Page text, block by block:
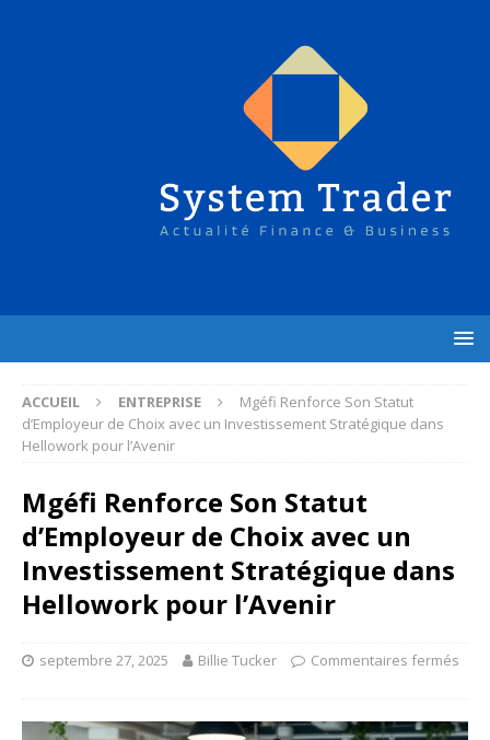
ACCUEIL ENTREPRISE
Mgéfi Renforce Son Statut
d’Employeur de Choix avec un Investissement Stratégique dans
Hellowork pour l’Avenir
Mgéfi Renforce Son Statut
d’Employeur de Choix avec un
Investissement Stratégique dans
Hellowork pour l’Avenir
septembre 27, 2025 Billie Tucker Commentaires fermés